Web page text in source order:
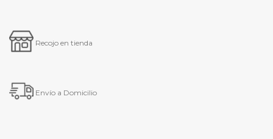
Recojo en tienda
Envío a Domicilio